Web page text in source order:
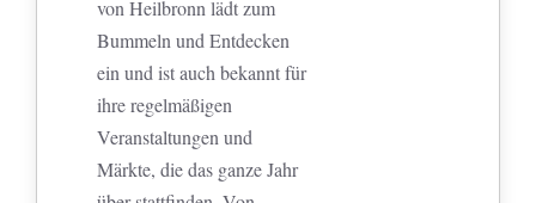
von Heilbronn lädt zum
Bummeln und Entdecken
ein und ist auch bekannt für
ihre regelmäßigen
Veranstaltungen und
Märkte, die das ganze Jahr